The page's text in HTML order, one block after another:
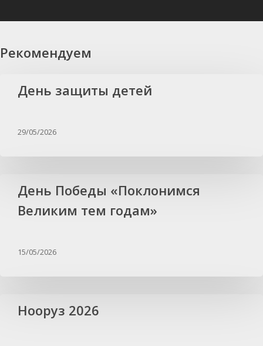
Рекомендуем
День защиты детей
29/05/2026
День Победы «Поклонимся
Великим тем годам»
15/05/2026
Нооруз 2026